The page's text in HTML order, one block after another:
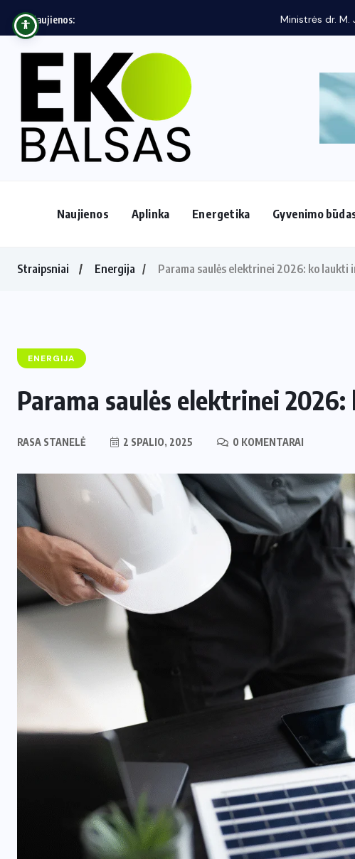
Naujienos: Ministrės dr. M. Jakubauskienės komandos veiklos
Naujienos Aplinka Energetika Gyvenimo
Straipsniai Energija Parama saulės elektrinei 2026: ko laukti
ENERGIJA
Parama saulės elektrinei
RASA STANELĖ 2 SPALIO, 2025 0 KOMENTARAI
ENERGETIKA NAUJIENOS
Naujas svertas Europoje: Lietuva
perima svarbų postą strateginėje
Europos energetikos asociacijoje
2 LIEPOS, 2026